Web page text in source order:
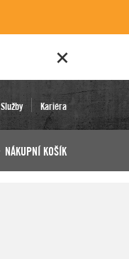
Služby Kariéra
NÁKUPNÍ KOŠÍK